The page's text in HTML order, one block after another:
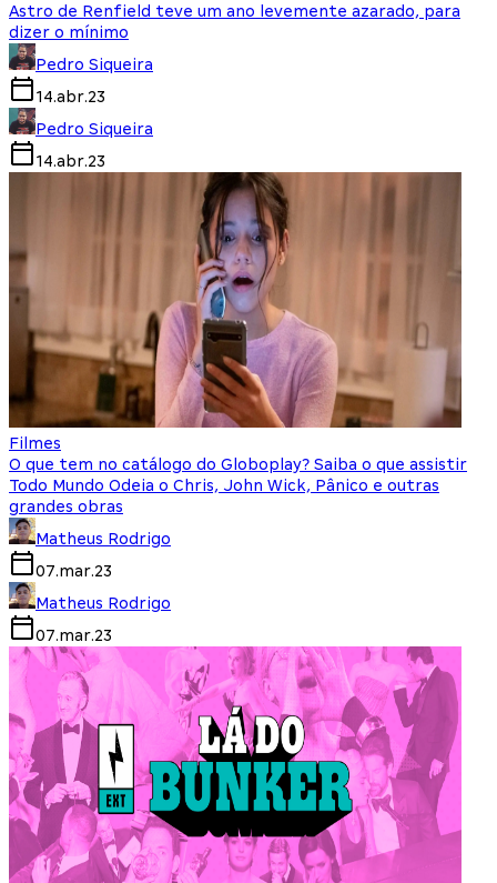
Astro de Renfield teve um ano levemente azarado, para
dizer o mínimo
Pedro Siqueira
14.abr.23
Pedro Siqueira
14.abr.23
Filmes
O que tem no catálogo do Globoplay? Saiba o que assistir
Todo Mundo Odeia o Chris, John Wick, Pânico e outras
grandes obras
Matheus Rodrigo
07.mar.23
Matheus Rodrigo
07.mar.23